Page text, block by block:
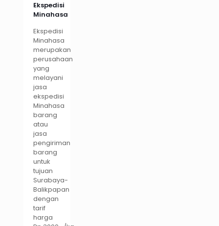
Ekspedisi
Minahasa
Ekspedisi
Minahasa
merupakan
perusahaan
yang
melayani
jasa
ekspedisi
Minahasa
barang
atau
jasa
pengiriman
barang
untuk
tujuan
Surabaya-
Balikpapan
dengan
tarif
harga